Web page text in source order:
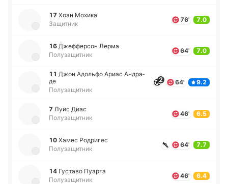
17 Хоан Мохика
Защитник
76' 7.0
16 Дже­ффе­рсон Лерма
Полузащитник
64' 7.0
11 Джон Адо­льфо Ариас Андра­
де
Полузащитник
2 64' 9.2
7 Луис Диас
Полузащитник
46' 6.5
10 Хамес Ро­дри­гес
Полузащитник
64' 7.7
14 Гу­ста­во Пуэрта
Полузащитник
46' 6.4